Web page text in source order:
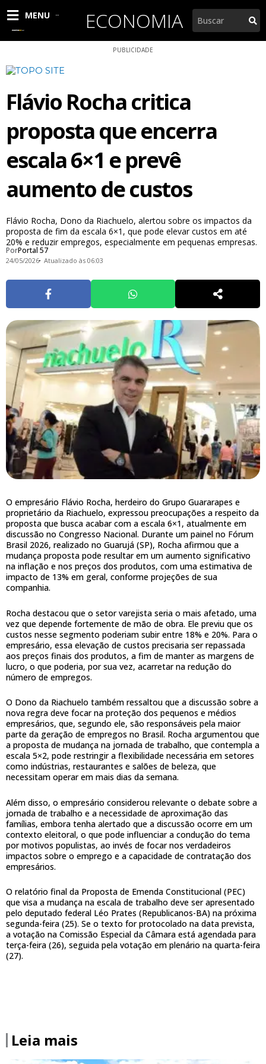
para
MENU ECONOMIA Pesquisar
PUBLICIDADE
Flávio Rocha critica
proposta que encerra
escala 6×1 e prevê
aumento de custos
Flávio Rocha, Dono da Riachuelo, alertou sobre os impactos da
proposta de fim da escala 6×1, que pode elevar custos em até
20% e reduzir empregos, especialmente em pequenas empresas.
PorPortal 57
24/05/2026 Atualizado às 06:03
O empresário Flávio Rocha, herdeiro do Grupo Guararapes e
proprietário da Riachuelo, expressou preocupações a respeito da
proposta que busca acabar com a escala 6×1, atualmente em
discussão no Congresso Nacional. Durante um painel no Fórum
Brasil 2026, realizado no Guarujá (SP), Rocha afirmou que a
mudança proposta pode resultar em um aumento significativo
na inflação e nos preços dos produtos, com uma estimativa de
impacto de 13% em geral, conforme projeções de sua
companhia.
Rocha destacou que o setor varejista seria o mais afetado, uma
vez que depende fortemente de mão de obra. Ele previu que os
custos nesse segmento poderiam subir entre 18% e 20%. Para o
empresário, essa elevação de custos precisaria ser repassada
aos preços finais dos produtos, a fim de manter as margens de
lucro, o que poderia, por sua vez, acarretar na redução do
número de empregos.
O Dono da Riachuelo também ressaltou que a discussão sobre a
nova regra deve focar na proteção dos pequenos e médios
empresários, que, segundo ele, são responsáveis pela maior
parte da geração de empregos no Brasil. Rocha argumentou que
a proposta de mudança na jornada de trabalho, que contempla a
escala 5×2, pode restringir a flexibilidade necessária em setores
como indústrias, restaurantes e salões de beleza, que
necessitam operar em mais dias da semana.
Além disso, o empresário considerou relevante o debate sobre a
jornada de trabalho e a necessidade de aproximação das
famílias, embora tenha alertado que a discussão ocorre em um
contexto eleitoral, o que pode influenciar a condução do tema
por motivos populistas, ao invés de focar nos verdadeiros
impactos sobre o emprego e a capacidade de contratação dos
empresários.
O relatório final da Proposta de Emenda Constitucional (PEC)
que visa a mudança na escala de trabalho deve ser apresentado
pelo deputado federal Léo Prates (Republicanos-BA) na próxima
segunda-feira (25). Se o texto for protocolado na data prevista,
a votação na Comissão Especial da Câmara está agendada para
terça-feira (26), seguida pela votação em plenário na quarta-feira
(27).
Leia mais